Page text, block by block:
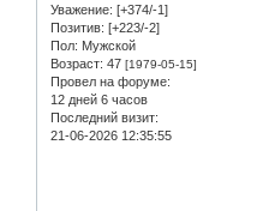
Уважение: [+374/-1]
Позитив: [+223/-2]
Пол: Мужской
Возраст: 47 [1979-05-15]
Провел на форуме:
12 дней 6 часов
Последний визит:
21-06-2026 12:35:55